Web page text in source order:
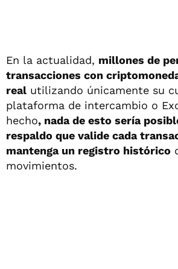
En la actualidad, millones de
transacciones con
real utilizando únicamente su
plataforma de intercambio o
hecho, nada de esto sería
respaldo que valide cada
mantenga un registro histórico
movimientos.